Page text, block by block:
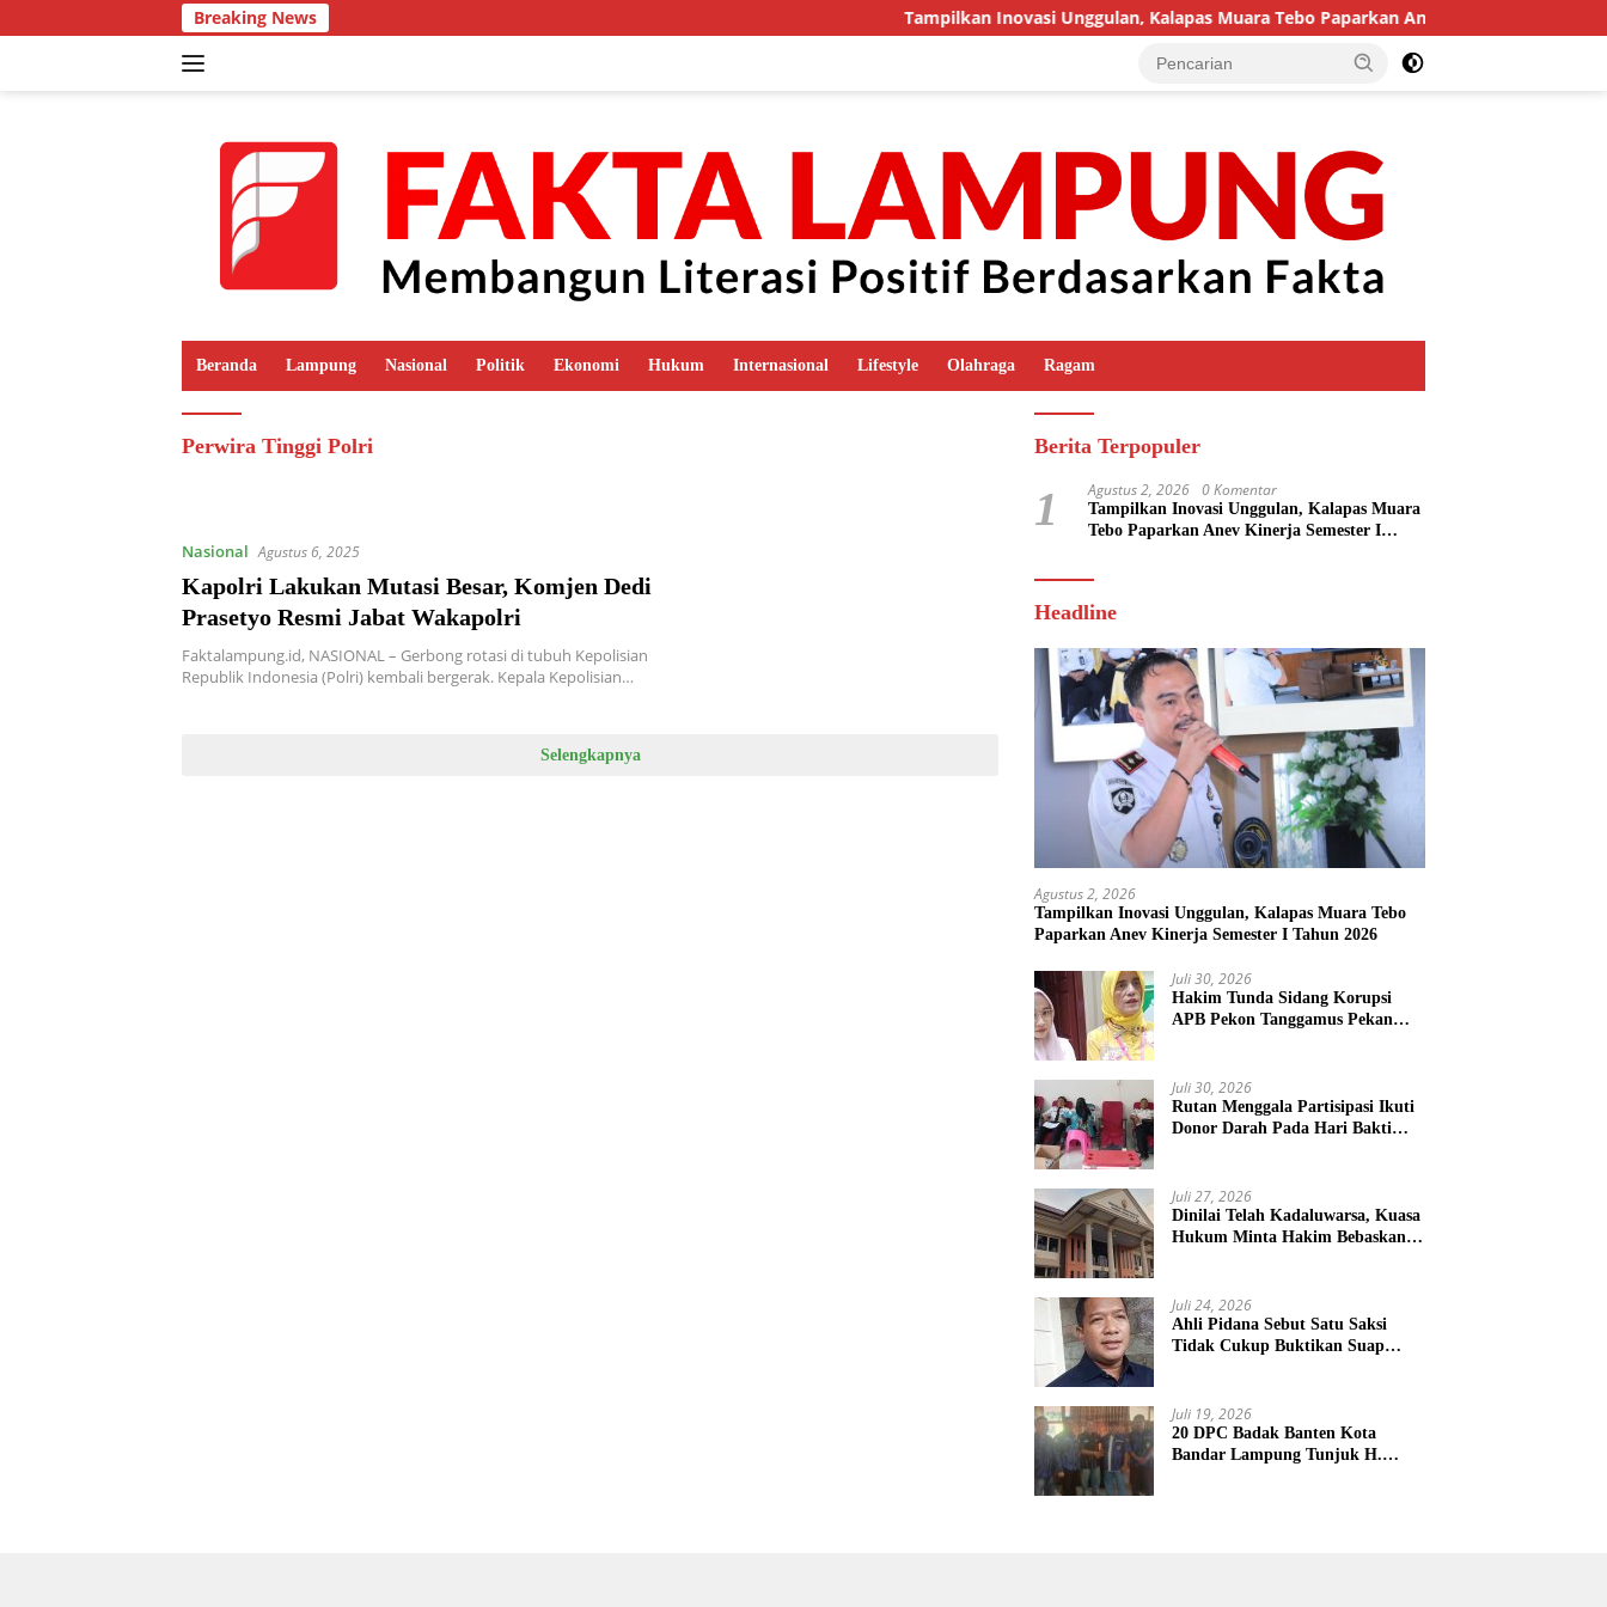
ke
Breaking News Tampilkan Inovasi Unggulan, Kalapas Muara Tebo Paparkan Anev Kinerja Semester I
Beranda Lampung Nasional Politik Ekonomi Hukum Internasional Lifestyle Olahraga Ragam
Perwira Tinggi Polri
Nasional Agustus 6, 2025
Kapolri Lakukan Mutasi Besar, Komjen Dedi
Prasetyo Resmi Jabat Wakapolri
Faktalampung.id, NASIONAL – Gerbong rotasi di tubuh Kepolisian
Republik Indonesia (Polri) kembali bergerak. Kepala Kepolisian…
Selengkapnya
Berita Terpopuler
1 Agustus 2, 2026 0 Komentar
Tampilkan Inovasi Unggulan, Kalapas Muara
Tebo Paparkan Anev Kinerja Semester I
Headline
Agustus 2, 2026
Tampilkan Inovasi Unggulan, Kalapas Muara Tebo
Paparkan Anev Kinerja Semester I Tahun 2026
Juli 30, 2026
Hakim Tunda Sidang Korupsi
APB Pekon Tanggamus Pekan
Juli 30, 2026
Rutan Menggala Partisipasi Ikuti
Donor Darah Pada Hari Bakti
Juli 27, 2026
Dinilai Telah Kadaluwarsa, Kuasa
Hukum Minta Hakim Bebaskan
Juli 24, 2026
Ahli Pidana Sebut Satu Saksi
Tidak Cukup Buktikan Suap
Juli 19, 2026
20 DPC Badak Banten Kota
Bandar Lampung Tunjuk H.